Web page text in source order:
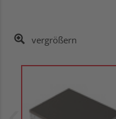
vergrößern